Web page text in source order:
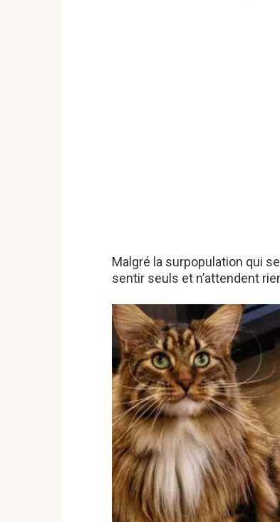
Malgré la surpopulation qui
sentir seuls et n’attendent